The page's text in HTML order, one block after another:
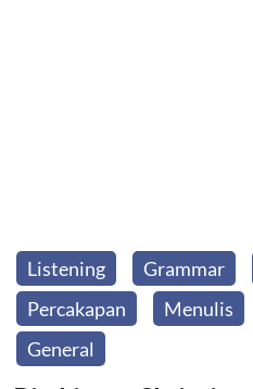
Listening Grammar
Percakapan
Menulis
General